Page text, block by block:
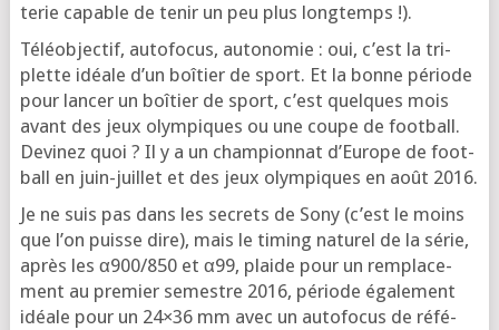
te­rie capable de tenir un peu plus longtemps !).
Télé­ob­jec­tif, auto­fo­cus, auto­no­mie : oui, c’est la tri­
plette idéale d’un boî­tier de sport. Et la bonne période
pour lan­cer un boî­tier de sport, c’est quelques mois
avant des jeux olym­piques ou une coupe de foot­ball.
Devi­nez quoi ? Il y a un cham­pion­nat d’Eu­rope de foot­
ball en juin-juillet et des jeux olym­piques en août 2016.
Je ne suis pas dans les secrets de Sony (c’est le moins
que l’on puisse dire), mais le timing natu­rel de la série,
après les α900/850 et α99, plaide pour un rem­pla­ce­
ment au pre­mier semestre 2016, période éga­le­ment
idéale pour un 24×36 mm avec un auto­fo­cus de réfé­